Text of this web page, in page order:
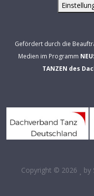
Gefördert durch die
Medien im Programm
TANZEN des
Copyright © 2026 by